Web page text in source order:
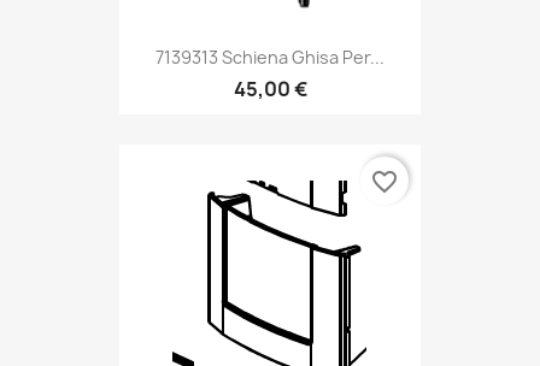
7139313 Schiena Ghisa Per...
45,00 €
favorite_border